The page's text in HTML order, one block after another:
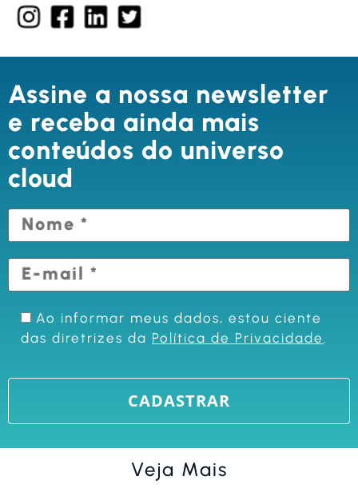
Assine a nossa newsletter
e receba ainda mais
conteúdos do universo
cloud
Ao informar meus dados, estou ciente
das diretrizes da Política de Privacidade
Veja Mais